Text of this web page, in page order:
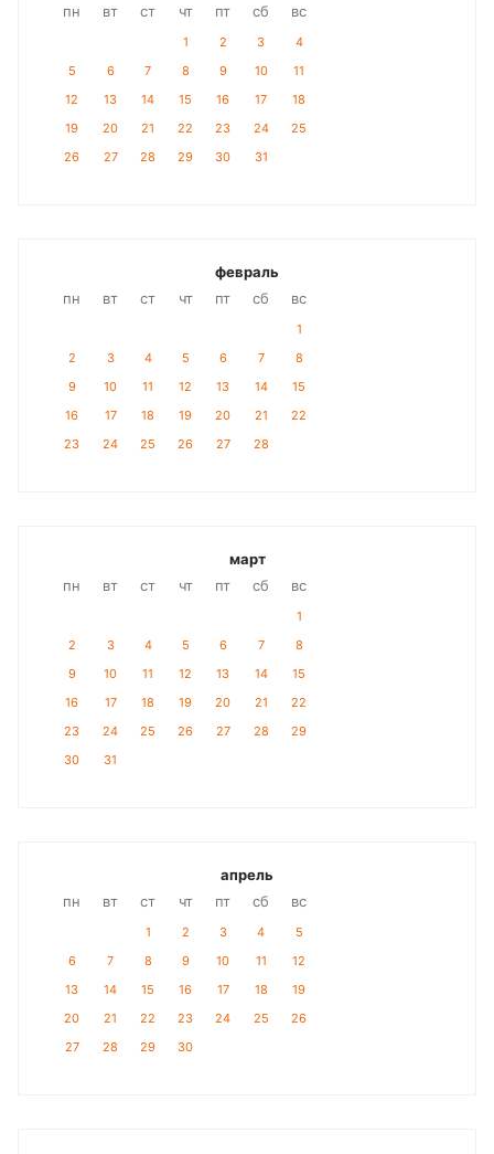
пн
вт ст чт пт сб вс
1 2 3
4
5
6 7 8 9 10
11
12
13 14 15 16 17
18
19
20 21 22 23 24
25
26
27 28 29 30 31
февраль
пн
вт ст чт пт сб вс
1
2
3 4 5 6 7
8
9
10 11 12 13 14
15
16
17 18 19 20 21
22
23
24 25 26 27 28
март
пн
вт ст чт пт сб вс
1
2
3 4 5 6 7
8
9
10 11 12 13 14
15
16
17 18 19 20 21
22
23
24 25 26 27 28
29
30
31
апрель
пн
вт ст чт пт сб вс
1 2 3 4
5
6
7 8 9 10 11
12
13
14 15 16 17 18
19
20
21 22 23 24 25
26
27
28 29 30